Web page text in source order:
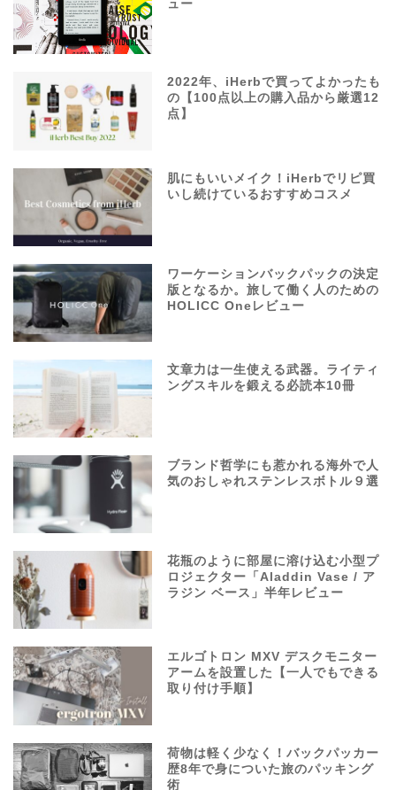
ュー
2022年、iHerbで買ってよかったも
の【100点以上の購入品から厳選12
点】
肌にもいいメイク！iHerbでリピ買
いし続けているおすすめコスメ
ワーケーションバックパックの決定
版となるか。旅して働く人のための
HOLICC Oneレビュー
文章力は一生使える武器。ライティ
ングスキルを鍛える必読本10冊
ブランド哲学にも惹かれる海外で人
気のおしゃれステンレスボトル９選
花瓶のように部屋に溶け込む小型プ
ロジェクター「Aladdin Vase / ア
ラジン ベース」半年レビュー
エルゴトロン MXV デスクモニター
アームを設置した【一人でもできる
取り付け手順】
荷物は軽く少なく！バックパッカー
歴8年で身についた旅のパッキング
術